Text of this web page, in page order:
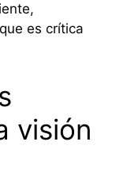
es crítica
visión